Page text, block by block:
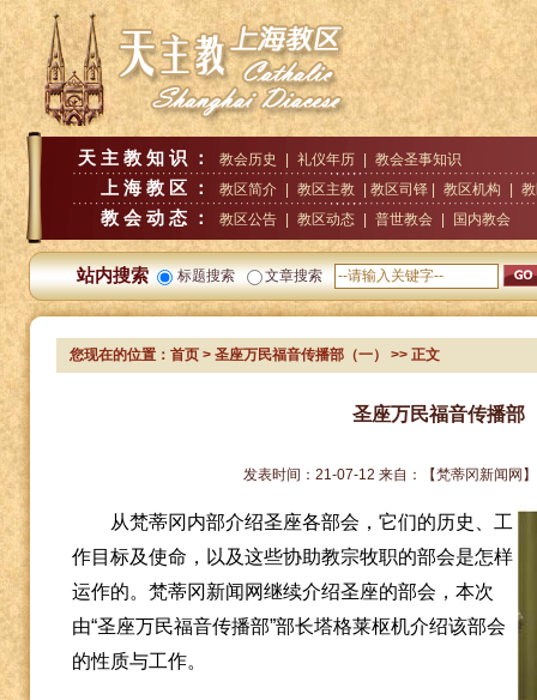
天主教知识： 教会历史 礼仪年历 教会圣事知识
上海教区： 教区简介 教区主教 | 教区司铎 | 教区机构
教会动态： 教区公告 教区动态 普世教会 国内教会
站内搜索 标题搜索 文章搜索
您现在的位置：首页 > 圣座万民福音传播部（一） >> 正文
圣座万民福音传播部
发表时间：21-07-12 来自： 【梵蒂冈新闻网】
从梵蒂冈内部介绍圣座各部会，它们的历史、工
作目标及使命，以及这些协助教宗牧职的部会是怎样
运作的。梵蒂冈新闻网继续介绍圣座的部会，本次
由“圣座万民福音传播部”部长塔格莱枢机介绍该部会
的性质与工作。